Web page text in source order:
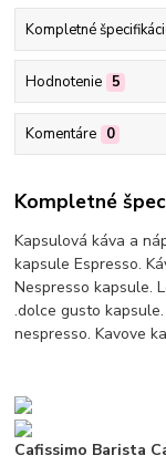
Kompletné
Hodnotenie 5
Komentáre 0
Kompletné
Kapsulová káva a
kapsule Espresso.
Nespresso kapsule.
.dolce gusto
nespresso. Kavove
Cafissimo Barista